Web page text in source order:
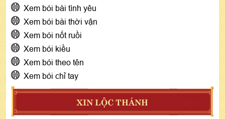
Xem bói bài tình yêu
Xem bói bài thời vận
Xem bói nốt ruồi
Xem bói kiều
Xem bói theo tên
Xem bói chỉ tay
XIN LỘC THÁNH